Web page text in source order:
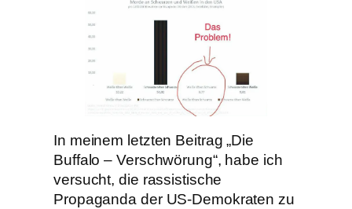
In meinem letzten Beitrag „Die
Buffalo – Verschwörung“, habe ich
versucht, die rassistische
Propaganda der US-Demokraten zu